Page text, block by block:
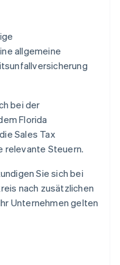
allgemeine
bei der
Florida
Sales Tax
relevante Steuern.
Sie sich bei
nach zusätzlichen
Unternehmen gelten